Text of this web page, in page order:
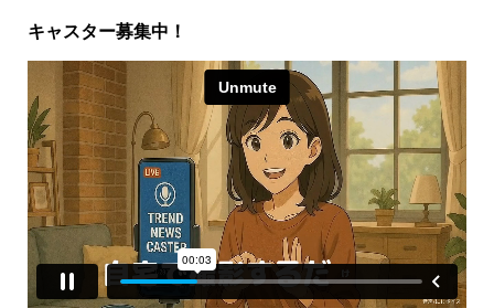
キャスター募集中！